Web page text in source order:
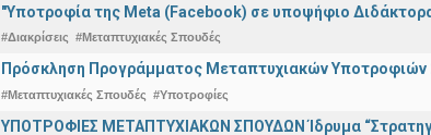
"Υποτροφία της Meta (Facebook) σε υποψήφιο
#Διακρίσεις #Μεταπτυχιακές Σπουδές
Πρόσκληση Προγράμματος Μεταπτυχιακών Υποτροφιών
#Μεταπτυχιακές Σπουδές #Υποτροφίες
ΥΠΟΤΡΟΦΙΕΣ ΜΕΤΑΠΤΥΧΙΑΚΩΝ ΣΠΟΥΔΩΝ Ίδρυμα